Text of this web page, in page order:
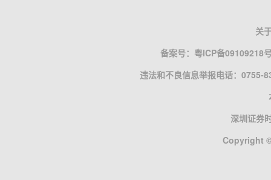
关
备案号： 粤ICP备09109218
违法和不良信息举报电话：0755-
深圳证券
Copyright